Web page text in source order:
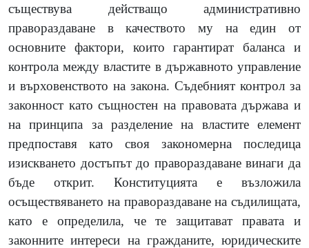
съществува действащо административно
правораздаване в качеството му на един от
основните фактори, които гарантират баланса и
контрола между властите в държавното управление
и върховенството на закона. Съдебният контрол за
законност като същностен на правовата държава и
на принципа за разделение на властите елемент
предпоставя като своя закономерна последица
изискването достъпът до правораздаване винаги да
бъде открит. Конституцията е възложила
осъществяването на правораздаване на съдилищата,
като е определила, че те защитават правата и
законните интереси на гражданите, юридическите